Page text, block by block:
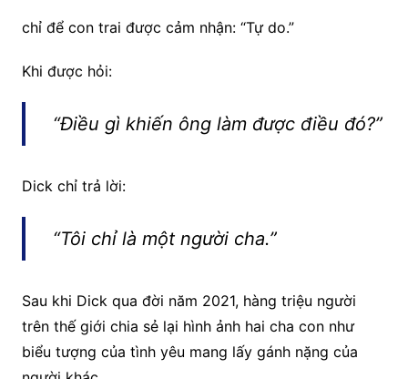
chỉ để con trai được cảm nhận: “Tự do.”
Khi được hỏi:
“Điều gì khiến ông làm được điều đó?”
Dick chỉ trả lời:
“Tôi chỉ là một người cha.”
Sau khi Dick qua đời năm 2021, hàng triệu người
trên thế giới chia sẻ lại hình ảnh hai cha con như
biểu tượng của tình yêu mang lấy gánh nặng của